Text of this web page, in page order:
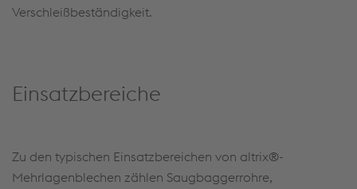
Verschleißbeständigkeit.
Einsatzbereiche
Zu den typischen Einsatzbereichen von altrix®-
Mehrlagenblechen zählen Saugbaggerrohre,